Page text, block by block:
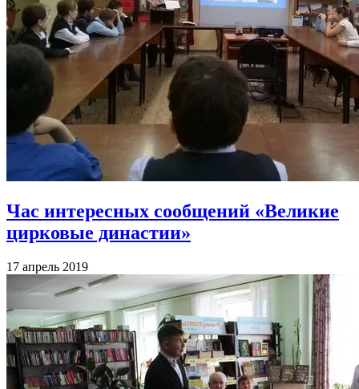
Час интересных сообщений «Великие
цирковые династии»
17 апрель 2019